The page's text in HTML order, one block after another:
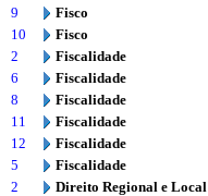
9
Fisco
10
Fisco
2
Fiscalidade
6
Fiscalidade
8
Fiscalidade
11
Fiscalidade
12
Fiscalidade
5
Fiscalidade
2
Direito Regional e Local